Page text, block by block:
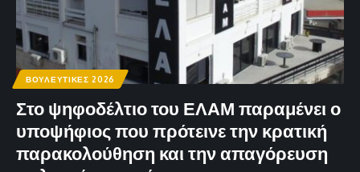
ΒΟΥΛΕΥΤΙΚΕΣ 2026
Στο ψηφοδέλτιο του ΕΛΑΜ παραμένει ο
υποψήφιος που πρότεινε την κρατική
παρακολούθηση και την απαγόρευση